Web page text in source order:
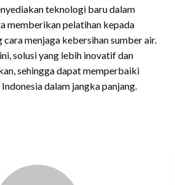
teknologi baru dalam
memberikan pelatihan kepada
menjaga kebersihan sumber air.
solusi yang lebih inovatif dan
sehingga dapat memperbaiki
dalam jangka panjang.